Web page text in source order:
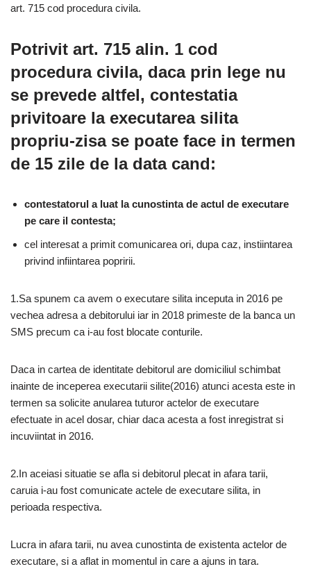
art. 715 cod procedura civila.
Potrivit art. 715 alin. 1 cod
procedura civila, daca prin lege nu
se prevede altfel, contestatia
privitoare la executarea silita
propriu-zisa se poate face in termen
de 15 zile de la data cand:
contestatorul a luat la cunostinta de actul de executare
pe care il contesta;
cel interesat a primit comunicarea ori, dupa caz, instiintarea
privind infiintarea popririi.
1.Sa spunem ca avem o executare silita inceputa in 2016 pe
vechea adresa a debitorului iar in 2018 primeste de la banca un
SMS precum ca i-au fost blocate conturile.
Daca in cartea de identitate debitorul are domiciliul schimbat
inainte de inceperea executarii silite(2016) atunci acesta este in
termen sa solicite anularea tuturor actelor de executare
efectuate in acel dosar, chiar daca acesta a fost inregistrat si
incuviintat in 2016.
2.In aceiasi situatie se afla si debitorul plecat in afara tarii,
caruia i-au fost comunicate actele de executare silita, in
perioada respectiva.
Lucra in afara tarii, nu avea cunostinta de existenta actelor de
executare, si a aflat in momentul in care a ajuns in tara.